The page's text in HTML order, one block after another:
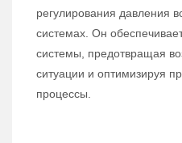
регулирования давления
системах. Он
системы, предотвращая
ситуации и оптимизируя
процессы.